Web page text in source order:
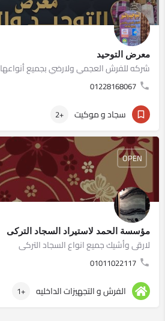
معرض التوحيد
شركه للفرش العجمي ولارضي بجميع أنواعها
01228168067
سجاد و موكيت +2
مؤسسة الحمد لاستيراد السجاد التركى
لارقى وأشيك جميع انواع السجاد التركى
01011022117
OPEN
الفرش و التجهيزات الداخليه +1